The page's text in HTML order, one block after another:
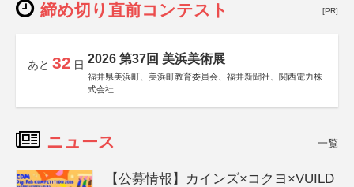
締め切り直前コンテスト [PR]
あと 32 日 2026 第37回 美浜美術展
福井県美浜町、美浜町教育委員会、福井新聞社、関西電力株
式会社
ニュース 一覧
【公募情報】カインズ×コクヨ×VUILD